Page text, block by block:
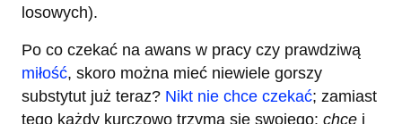
losowych).
Po co czekać na awans w pracy czy prawdziwą
miłość, skoro można mieć niewiele gorszy
substytut już teraz? Nikt nie chce czekać; zamiast
tego każdy kurczowo trzyma się swojego: chcę i